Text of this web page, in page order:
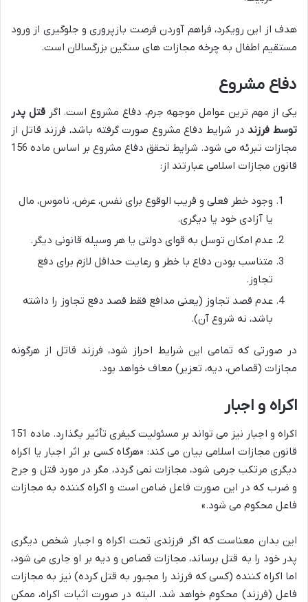
هدف از این رویکرد، فراهم آوردن فرصت بازپروری و جلوگیری از ورود
مستقیم اطفال به چرخه مجازات های سنگین بزرگسالان است.
دفاع مشروع
یکی از مهم ترین عوامل موجهه جرم، دفاع مشروع است. اگرقتل پدر
توسط فرزنددر شرایط دفاع مشروع صورت گرفته باشد، فرزند قاتل از
مجازات تبرئه می شود. شرایط تحقق دفاع مشروع بر اساس ماده 156
قانون مجازات اسلامی عبارتند از:
وجود خطر فعلی و قریب الوقوع برای نفس، عرض، ناموس، مال
یا آزادی خود یا دیگری.
عدم امکان توسل به قوای دولتی یا هر وسیله قانونی دیگر.
متناسب بودن دفاع با خطر و رعایت حداقل لازم برای دفع
تجاوز.
عدم قصد تجاوز (یعنی مدافع فقط قصد دفع تجاوز را داشته
باشد، نه شروع آن).
در صورتی که تمامی این شرایط احراز شود، فرزند قاتل از هرگونه
مجازات (قصاص، دیه، تعزیر) معاف خواهد بود.
اکراه و اجبار
اکراه و اجبار نیز می تواند بر مسئولیت کیفری تأثیر بگذارد. ماده 151
قانون مجازات اسلامی بیان می کند: «هرگاه کسی بر اثر اجبار یا اکراه
دیگری مرتکب جرمی شود، مجازات نمی گردد، مگر در مورد قتل و جرح
و ضرب که در این صورت فاعل ضامن است و اکراه کننده به مجازات
فاعل محکوم می شود.»
این بدان معناست که اگر فرزندی تحت اکراه و اجبار شخص دیگری
پدر خود را به قتل برساند، مجازات قصاص و دیه بر او جاری می شود،
اما اکراه کننده (کسی که فرزند را مجبور به قتل کرده) نیز به مجازات
فاعل (فرزند) محکوم خواهد شد. البته در صورت اثبات اکراه، ممکن